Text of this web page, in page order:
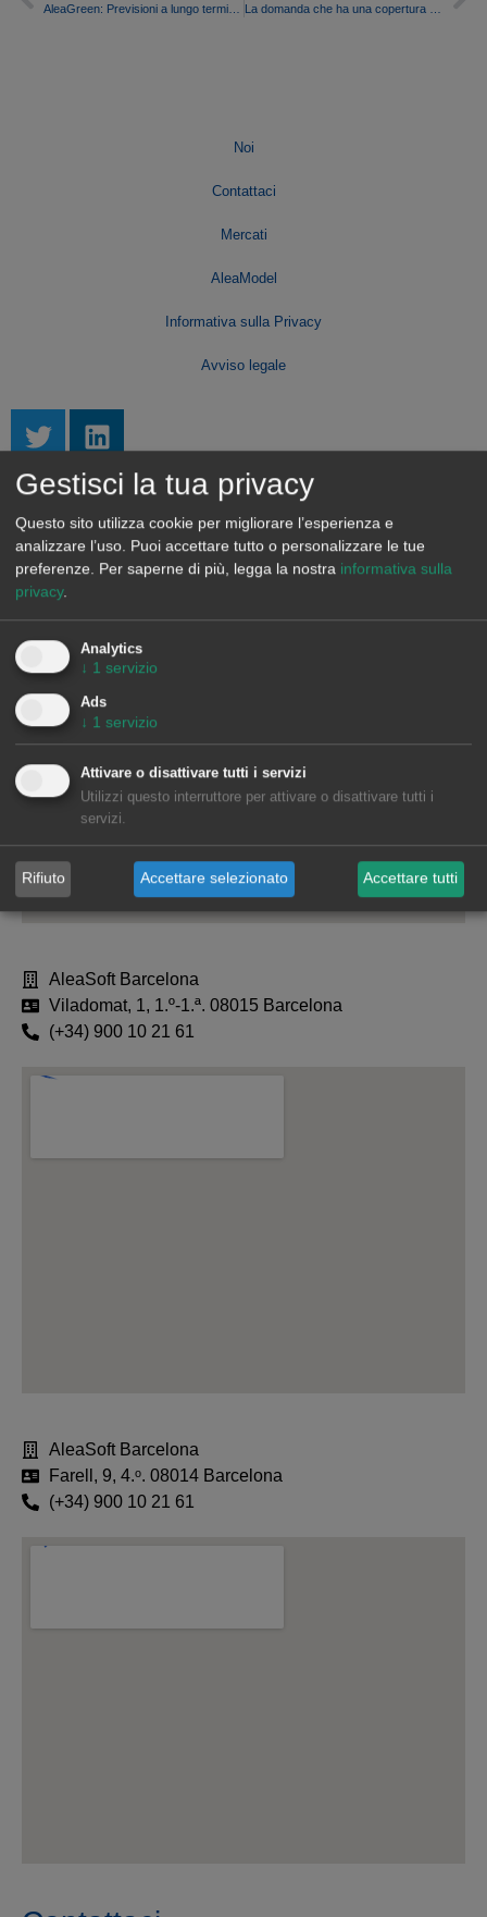
Noi
Contattaci
Mercati
AleaModel
Informativa sulla Privacy
Avviso legale
Paseo de la Castellana, 79, 6.ª. AZCA. 28046 Madrid
(+34) 900 10 21 61
AleaSoft Barcelona
Viladomat, 1, 1.º-1.ª. 08015 Barcelona
(+34) 900 10 21 61
AleaSoft Barcelona
Farell, 9, 4.ᵒ. 08014 Barcelona
(+34) 900 10 21 61
Gestisci la tua privacy
Questo sito utilizza cookie per migliorare l’esperienza e
analizzare l’uso. Puoi accettare tutto o personalizzare le tue
preferenze. Per saperne di più, legga la nostra informativa sulla
privacy.
Analytics
↓ 1 servizio
Ads
↓ 1 servizio
Attivare o disattivare tutti i servizi
Utilizzi questo interruttore per attivare o disattivare tutti i
servizi.
Rifiuto Accettare selezionato Accettare tutti